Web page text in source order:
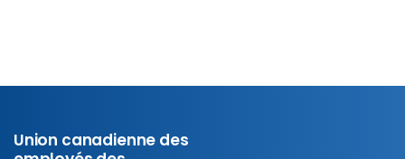
Union canadienne des